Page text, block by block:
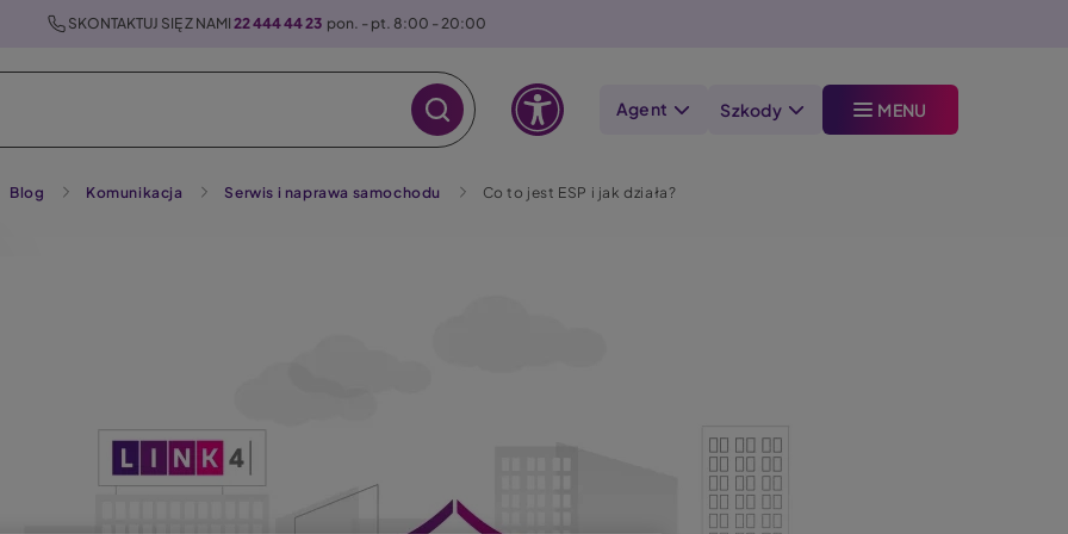
SKONTAKTUJ SIĘ Z NAMI 22 444 44 23 pon. - pt. 8:00 - 20:00
Agent Szkody MENU
Blog Komunikacja Serwis i naprawa samochodu Co to jest ESP i jak działa?